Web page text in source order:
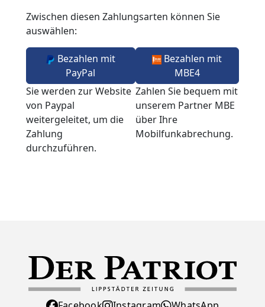
Zwischen diesen Zahlungsarten können Sie
auswählen:
Bezahlen mit
PayPal
Sie werden zur Website
von Paypal
weitergeleitet, um die
Zahlung
durchzuführen.
Bezahlen mit
MBE4
Zahlen Sie bequem mit
unserem Partner MBE
über Ihre
Mobilfunkabrechung.